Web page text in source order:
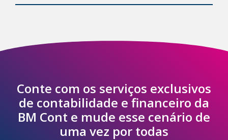
Conte com os serviços exclusivos
de contabilidade e financeiro da
BM Cont e mude esse cenário de
uma vez por todas